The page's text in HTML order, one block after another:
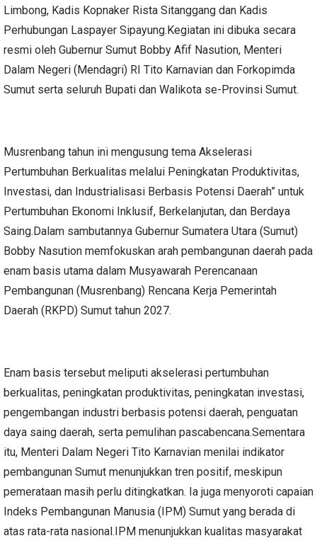
Limbong, Kadis Kopnaker Rista Sitanggang dan Kadis
Perhubungan Laspayer Sipayung.Kegiatan ini dibuka secara
resmi oleh Gubernur Sumut Bobby Afif Nasution, Menteri
Dalam Negeri (Mendagri) RI Tito Karnavian dan Forkopimda
Sumut serta seluruh Bupati dan Walikota se-Provinsi Sumut.
Musrenbang tahun ini mengusung tema Akselerasi
Pertumbuhan Berkualitas melalui Peningkatan Produktivitas,
Investasi, dan Industrialisasi Berbasis Potensi Daerah” untuk
Pertumbuhan Ekonomi Inklusif, Berkelanjutan, dan Berdaya
Saing.Dalam sambutannya Gubernur Sumatera Utara (Sumut)
Bobby Nasution memfokuskan arah pembangunan daerah pada
enam basis utama dalam Musyawarah Perencanaan
Pembangunan (Musrenbang) Rencana Kerja Pemerintah
Daerah (RKPD) Sumut tahun 2027.
Enam basis tersebut meliputi akselerasi pertumbuhan
berkualitas, peningkatan produktivitas, peningkatan investasi,
pengembangan industri berbasis potensi daerah, penguatan
daya saing daerah, serta pemulihan pascabencana.Sementara
itu, Menteri Dalam Negeri Tito Karnavian menilai indikator
pembangunan Sumut menunjukkan tren positif, meskipun
pemerataan masih perlu ditingkatkan. Ia juga menyoroti capaian
Indeks Pembangunan Manusia (IPM) Sumut yang berada di
atas rata-rata nasional.IPM menunjukkan kualitas masyarakat